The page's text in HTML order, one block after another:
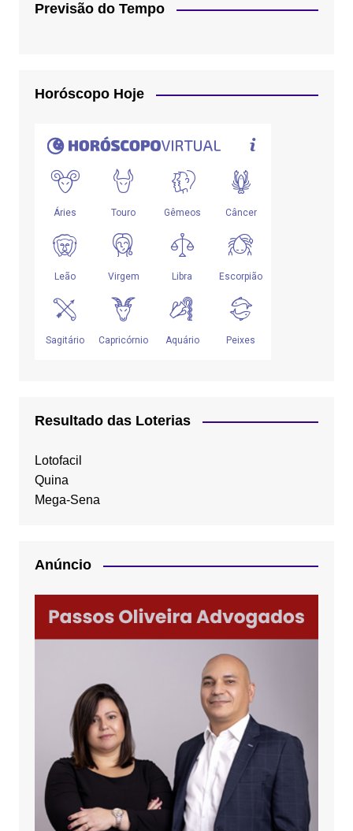
Previsão do Tempo
Horóscopo Hoje
Resultado das Loterias
Lotofacil
Quina
Mega-Sena
Anúncio